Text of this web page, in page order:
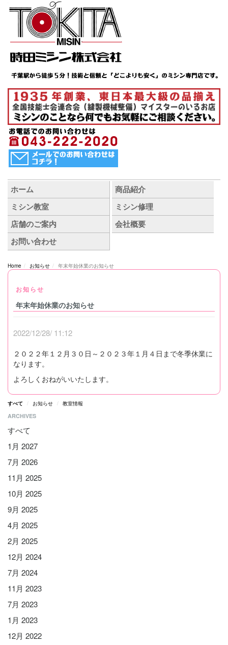
Home お知らせ 年末年始休業のお知らせ
お知らせ
年末年始休業のお知らせ
2022/12/28/ 11:12
２０２２年１２月３０日～２０２３年１月４日まで冬季休業に
なります。
よろしくおねがいいたします。
すべて お知らせ 教室情報
ARCHIVES
すべて
1月 2027
7月 2026
11月 2025
10月 2025
9月 2025
4月 2025
2月 2025
12月 2024
7月 2024
11月 2023
7月 2023
1月 2023
12月 2022